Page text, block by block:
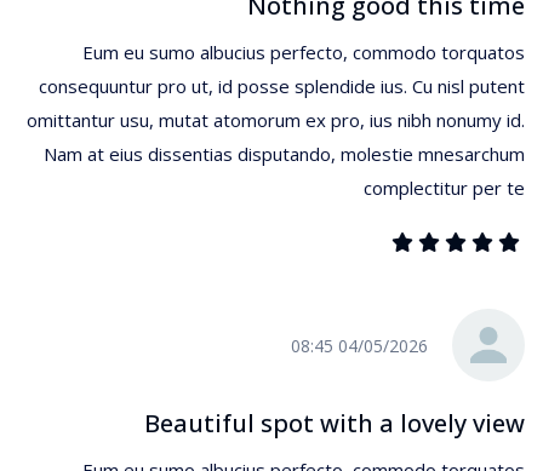
Eum eu sumo albucius perfecto, commodo torquatos
consequuntur pro ut, id posse splendide ius. Cu nisl putent
omittantur usu, mutat atomorum ex pro, ius nibh nonumy id.
Nam at eius dissentias disputando, molestie mnesarchum
complectitur per te
04/05/2026 08:45
Beautiful spot with a lovely view